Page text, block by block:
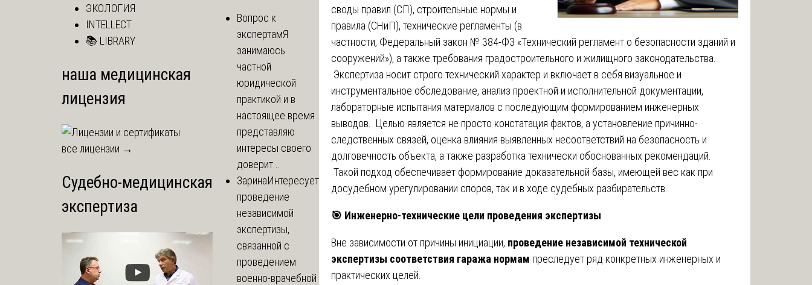
своды правил (СП), строительные нормы и
правила (СНиП), технические регламенты (в
частности, Федеральный закон № 384-ФЗ «Технический регламент о безопасности зданий и
сооружений»), а также требования градостроительного и жилищного законодательства.
Экспертиза носит строго технический характер и включает в себя визуальное и
инструментальное обследование, анализ проектной и исполнительной документации,
лабораторные испытания материалов с последующим формированием инженерных
выводов. Целью является не просто констатация фактов, а установление причинно-
следственных связей, оценка влияния выявленных несоответствий на безопасность и
долговечность объекта, а также разработка технически обоснованных рекомендаций.
Такой подход обеспечивает формирование доказательной базы, имеющей вес как при
досудебном урегулировании споров, так и в ходе судебных разбирательств.
🎯 Инженерно-технические цели проведения экспертизы
Вне зависимости от причины инициации, проведение независимой технической
экспертизы соответствия гаража нормам преследует ряд конкретных инженерных и
практических целей.
ЭКОЛОГИЯ
INTELLECT
📚 LIBRARY
наша медицинская
лицензия
все лицензии →
Судебно-медицинская
экспертиза
Вопрос к
экспертамЯ
занимаюсь
частной
юридической
практикой и в
настоящее время
представляю
интересы своего
доверит...
ЗаринаИнтересует
проведение
независимой
экспертизы,
связанной с
проведением
военно-врачебной